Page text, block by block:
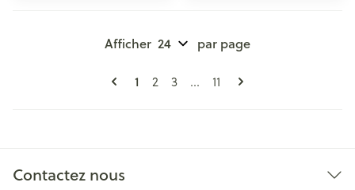
Pages
Vous lisez actuellement la page
1 Page
2 Page
3 ... Page
11
Afficher par page
Contactez nous